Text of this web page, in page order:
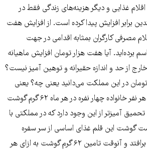
غذایی و دیگر هزینه‌های زندگی فقط در
برابر افزایش پیدا کرده است. از افزایش هفت
مصرفی کارگران بمثابه اقدامی در جهت
برده‌اید. آیا هفت هزار تومان افزایش ماهیانه
از حد و اندازه حقیرانه و توهین آمیز نیست؟
در این مملکت می‌دانید یعنی چه؟ یعنی
۲۵۰ گرم گوشت و به ازای هر نفر خانواده چهار نفره در هر ماه ۶۲ گرم گوشت
آیا تحمیق آمیز‌تر از این وجود دارد که در مملکتی با
گوشت این قلم غذای اساسی از سر سفره
میلیون‌ها خانواده کارگری برافتد و آنوقت تامین ۶۲ گرم گوشت به ازای هر